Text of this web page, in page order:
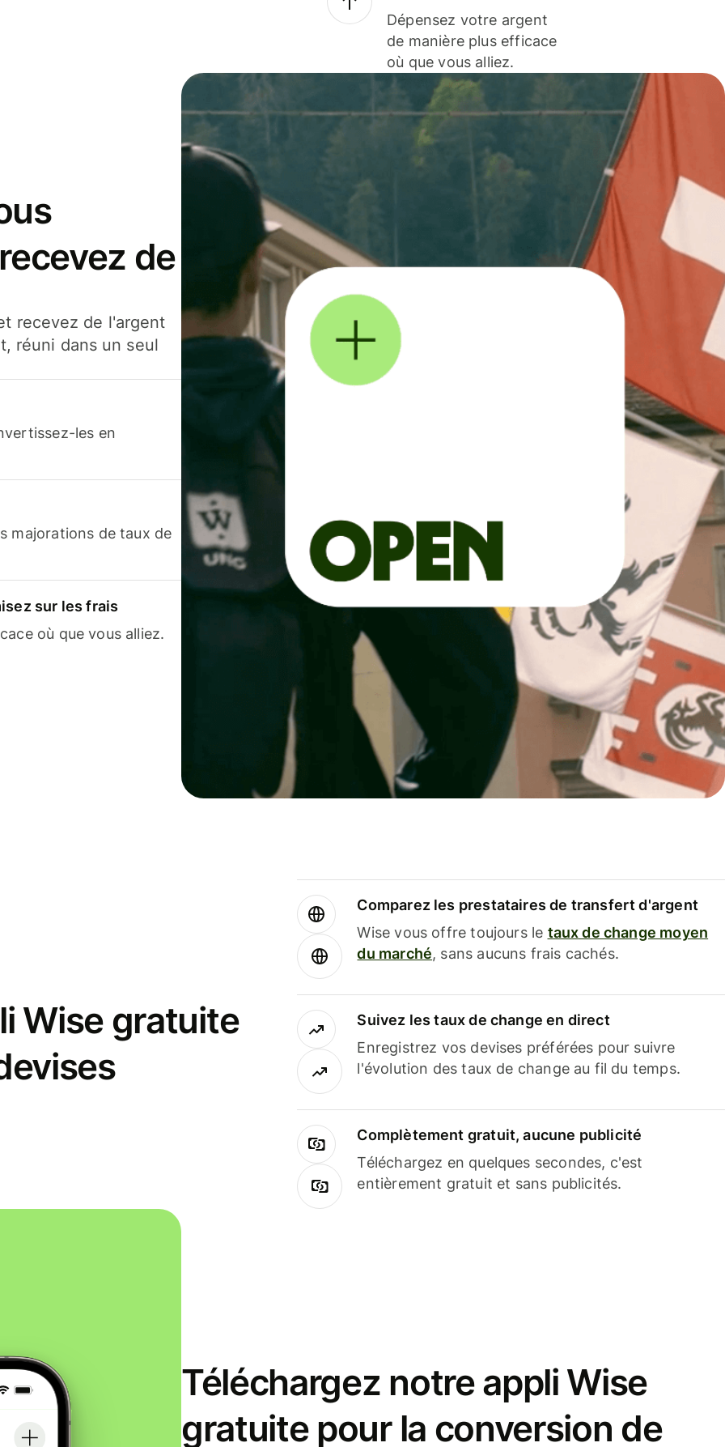
Dépensez votre argent
de manière plus efficace
où que vous alliez.
de
recevez de l'argent
réuni dans un seul
les en
majorations de taux de
sur les frais
où que vous alliez.
Wise gratuite
Comparez les prestataires de transfert d'argent
Wise vous offre toujours le taux de change moyen
du marché, sans aucuns frais cachés.
Suivez les taux de change en direct
Enregistrez vos devises préférées pour suivre
l'évolution des taux de change au fil du temps.
Complètement gratuit, aucune publicité
Téléchargez en quelques secondes, c'est
entièrement gratuit et sans publicités.
Téléchargez notre appli Wise
gratuite pour la conversion de